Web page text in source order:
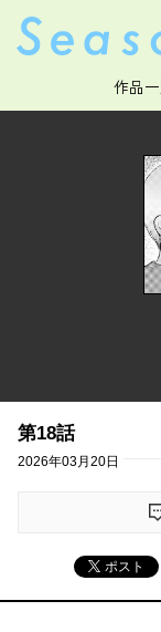
作品
第18話
2026年03月20日
ポスト